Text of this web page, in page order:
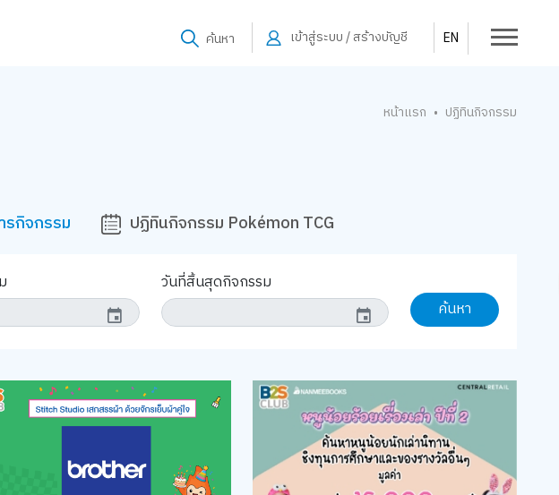
ค้นหา เข้าสู่ระบบ / สร้างบัญชี EN
หน้าแรก • ปฏิทินกิจกรรม
รกิจกรรม ปฏิทินกิจกรรม Pokémon TCG
event
วันที่สิ้นสุดกิจกรรม
event ค้นหา